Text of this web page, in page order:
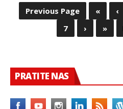
Previous Page « ‹
7
› »
PRATITE NAS